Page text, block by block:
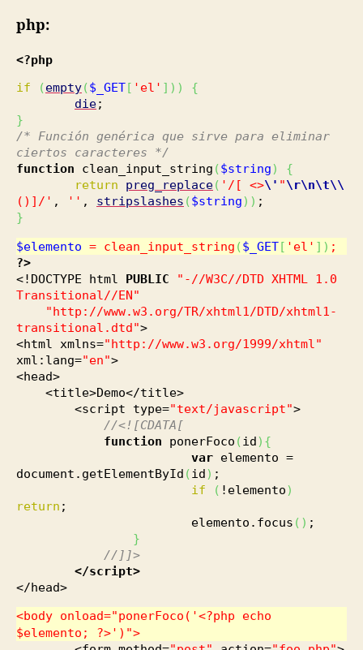
php:
<?php
if (empty($_GET[ 'el' ] ) )
{
die;
}
/* Función genérica que sirve para eliminar
ciertos caracteres */
function clean_input_string ($string)
{
return
preg_replace( '/[ <>\' "\r\n\t\\
()]/' , '' , stripslashes ($string) ) ;
}
$elemento = clean_input_string ($_GET[ 'el' ] ) ;
?>
<!DOCTYPE html PUBLIC
"-//W3C//DTD XHTML 1.0
Transitional//EN"
"http://www.w3.org/TR/xhtml1/DTD/xhtml1-
transitional.dtd">
<html xmlns="http://www.w3.org/1999/xhtml"
xml:lang="en">
<head>
<title>Demo</title>
<script type="text/javascript">
//<![CDATA[
function ponerFoco (id) {
var elemento =
document.getElementById (id) ;
if
( !elemento)
return ;
elemento.focus ( ) ;
}
//]]>
</script>
</head>
<body onload="ponerFoco('<?php echo
$elemento; ?>')">